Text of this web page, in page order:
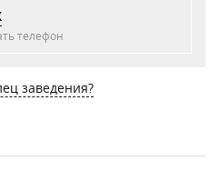
телефон
заведения?